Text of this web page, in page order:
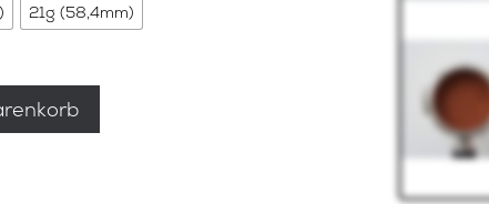
21g (58,4mm)